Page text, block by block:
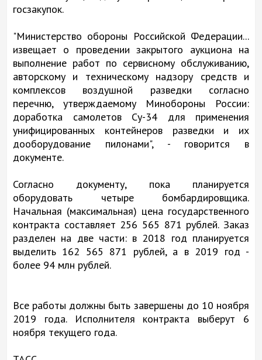
госзакупок.
"Министерство обороны Российской Федерации...
извещает о проведении закрытого аукциона на
выполнение работ по сервисному обслуживанию,
авторскому и техническому надзору средств и
комплексов воздушной разведки согласно
перечню, утверждаемому Минобороны России:
доработка самолетов Су-34 для применения
унифицированных контейнеров разведки и их
дооборудование пилонами", - говорится в
документе.
Согласно документу, пока планируется
оборудовать четыре бомбардировщика.
Начальная (максимальная) цена государственного
контракта составляет 256 565 871 рублей. Заказ
разделен на две части: в 2018 год планируется
выделить 162 565 871 рублей, а в 2019 год -
более 94 млн рублей.
Все работы должны быть завершены до 10 ноября
2019 года. Исполнителя контракта выберут 6
ноября текущего года.